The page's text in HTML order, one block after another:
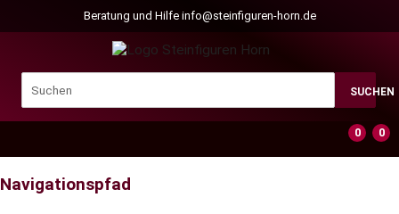
Beratung und Hilfe info@steinfiguren-horn.de
SUCHEN
0
0
Navigationspfad